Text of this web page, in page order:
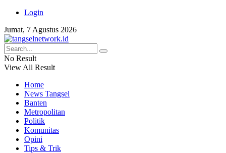
Login
Jumat, 7 Agustus 2026
No Result
View All Result
Home
News Tangsel
Banten
Metropolitan
Politik
Komunitas
Opini
Tips & Trik